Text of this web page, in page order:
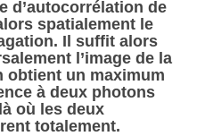
d’autocorrélation de
spatialement le
Il suffit alors
l’image de la
obtient un maximum
à deux photons
où les deux
totalement.